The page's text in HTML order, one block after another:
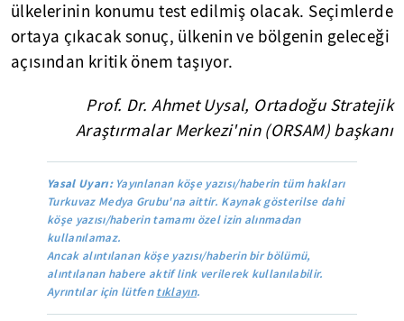
ülkelerinin konumu test edilmiş olacak. Seçimlerde
ortaya çıkacak sonuç, ülkenin ve bölgenin geleceği
açısından kritik önem taşıyor.
Prof. Dr. Ahmet Uysal, Ortadoğu Stratejik
Araştırmalar Merkezi'nin (ORSAM) başkanı
Yasal Uyarı:Yayınlanan köşe yazısı/haberin tüm hakları
Turkuvaz Medya Grubu'na aittir. Kaynak gösterilse dahi
köşe yazısı/haberin tamamı özel izin alınmadan
kullanılamaz.
Ancak alıntılanan köşe yazısı/haberin bir bölümü,
alıntılanan habere aktif link verilerek kullanılabilir.
Ayrıntılar için lütfentıklayın.